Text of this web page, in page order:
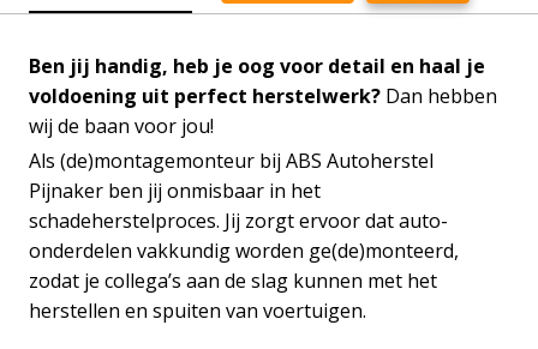
Ben jij handig, heb je oog voor detail en haal je
voldoening uit perfect herstelwerk? Dan hebben
wij de baan voor jou!
Als (de)montagemonteur bij ABS Autoherstel
Pijnaker ben jij onmisbaar in het
schadeherstelproces. Jij zorgt ervoor dat auto-
onderdelen vakkundig worden ge(de)monteerd,
zodat je collega’s aan de slag kunnen met het
herstellen en spuiten van voertuigen.